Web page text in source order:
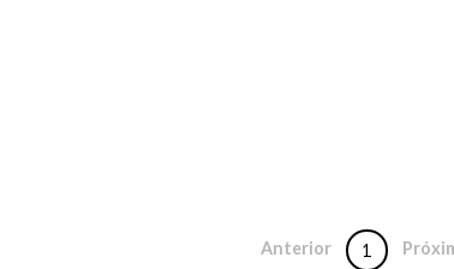
Anterior 1